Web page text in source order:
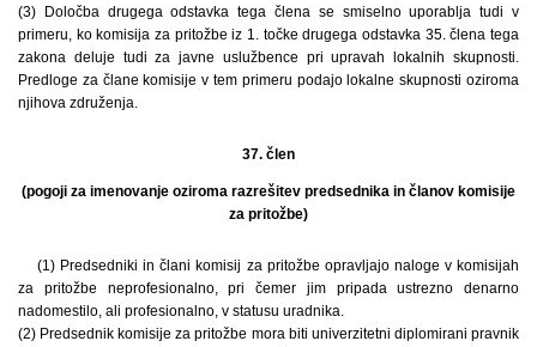
(3) Določba drugega odstavka tega člena se smiselno uporablja tudi v
primeru, ko komisija za pritožbe iz 1. točke drugega odstavka 35. člena tega
zakona deluje tudi za javne uslužbence pri upravah lokalnih skupnosti.
Predloge za člane komisije v tem primeru podajo lokalne skupnosti oziroma
njihova združenja.
37. člen
(pogoji za imenovanje oziroma razrešitev predsednika in članov komisije
za pritožbe)
(1) Predsedniki in člani komisij za pritožbe opravljajo naloge v komisijah
za pritožbe neprofesionalno, pri čemer jim pripada ustrezno denarno
nadomestilo, ali profesionalno, v statusu uradnika.
(2) Predsednik komisije za pritožbe mora biti univerzitetni diplomirani pravnik